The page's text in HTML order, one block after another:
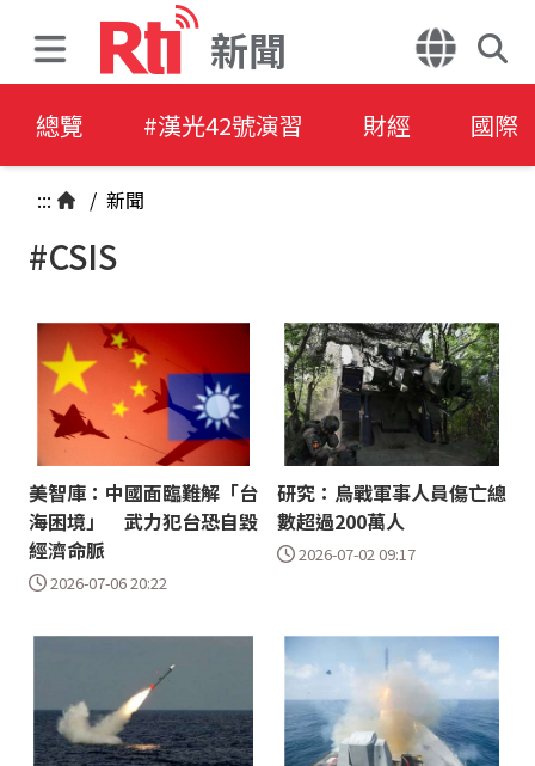
新聞
總覽 #漢光42號演習 財經 國際
::: / 新聞
#CSIS
美智庫：中國面臨難解「台
海困境」 武力犯台恐自毀
經濟命脈
2026-07-06 20:22
研究：烏戰軍事人員傷亡總
數超過200萬人
2026-07-02 09:17